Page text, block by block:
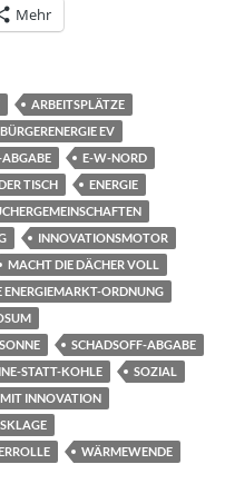
Mehr
ARBEITSPLÄTZE
EV
E-W-NORD
TISCH
ENERGIE
INNOVATIONSMOTOR
MACHT DIE DÄCHER VOLL
ENERGIEMARKT-ORDNUNG
SCHADSOFF-ABGABE
STATT-KOHLE
SOZIAL
INNOVATION
WÄRMEWENDE